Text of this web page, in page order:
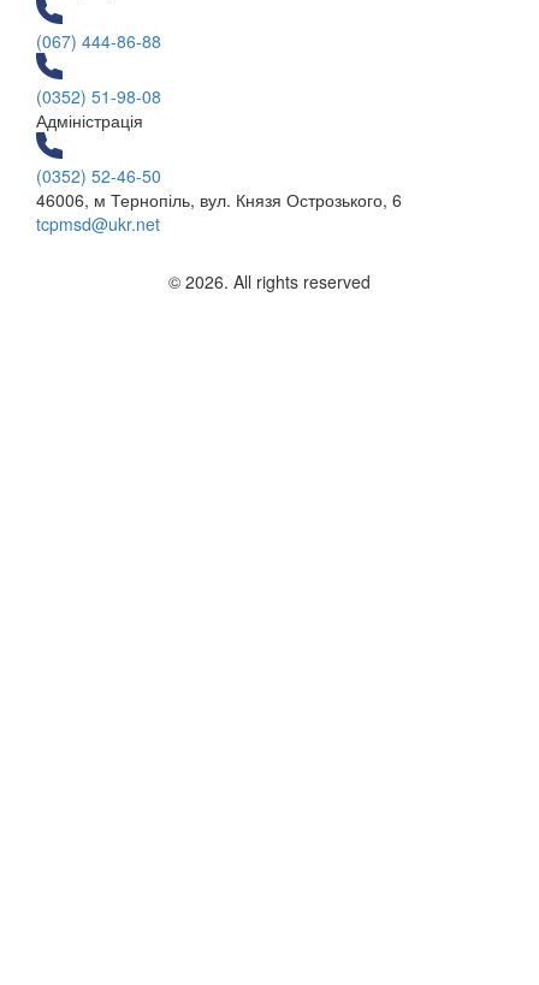
(067) 444-86-88
(0352) 51-98-08
Адміністрація
(0352) 52-46-50
46006, м Тернопіль, вул. Князя Острозького, 6
tcpmsd@ukr.net
© 2026. All rights reserved